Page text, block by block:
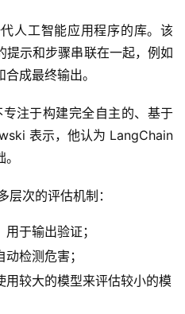
人工智能应用程序的库。该
提示和步骤串联在一起，例如
成最终输出。
注于构建完全自主的、基于
表示，他认为 LangChain
次的评估机制：
于输出验证；
检测危害；
用较大的模型来评估较小的模